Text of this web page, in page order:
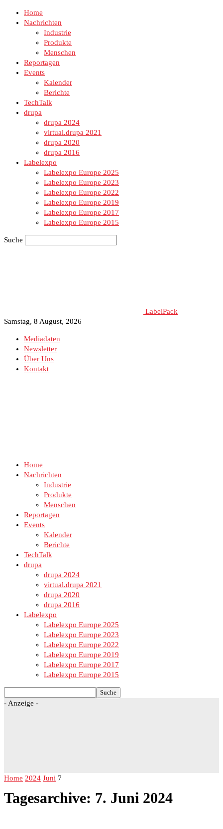
Home
Nachrichten
Industrie
Produkte
Menschen
Reportagen
Events
Kalender
Berichte
TechTalk
drupa
drupa 2024
virtual.drupa 2021
drupa 2020
drupa 2016
Labelexpo
Labelexpo Europe 2025
Labelexpo Europe 2023
Labelexpo Europe 2022
Labelexpo Europe 2019
Labelexpo Europe 2017
Labelexpo Europe 2015
Suche
LabelPack
Samstag, 8 August, 2026
Mediadaten
Newsletter
Über Uns
Kontakt
Home
Nachrichten
Industrie
Produkte
Menschen
Reportagen
Events
Kalender
Berichte
TechTalk
drupa
drupa 2024
virtual.drupa 2021
drupa 2020
drupa 2016
Labelexpo
Labelexpo Europe 2025
Labelexpo Europe 2023
Labelexpo Europe 2022
Labelexpo Europe 2019
Labelexpo Europe 2017
Labelexpo Europe 2015
- Anzeige -
Home 2024 Juni 7
Tagesarchive: 7. Juni 2024